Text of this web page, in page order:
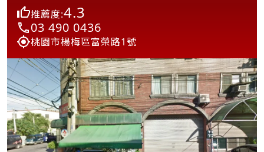
推薦度:4.3
03 490 0436
桃園市楊梅區富榮路1號